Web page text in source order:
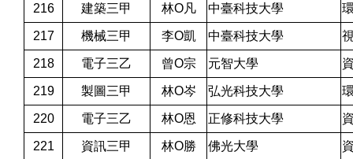
216 建築三甲 林O凡 中臺科技大學
217 機械三甲 李O凱 中臺科技大學
218 電子三乙 曾O宗 元智大學
219 製圖三甲 林O岑 弘光科技大學
220 電子三乙 林O恩 正修科技大學
221 資訊三甲 林O勝 佛光大學